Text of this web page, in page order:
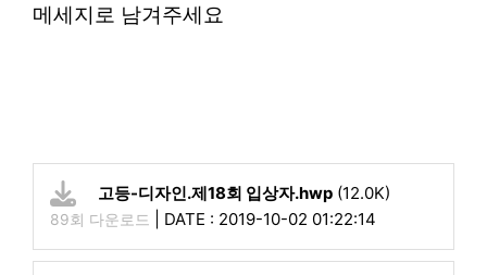
메세지로 남겨주세요
고등-디자인.제18회 입상자.hwp (12.0K)
89회 다운로드 DATE : 2019-10-02 01:22:14